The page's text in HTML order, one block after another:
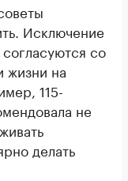
Исключение
со
жизни на
115-
не
делать